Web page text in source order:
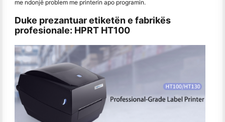
me ndonjë problem me printerin apo programin.
Duke prezantuar etiketën e fabrikës
profesionale: HPRT HT100